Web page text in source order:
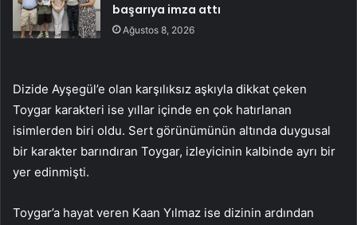
başarıya imza attı
Ağustos 8, 2026
Dizide Ayşegül’e olan karşılıksız aşkıyla dikkat çeken
Toygar karakteri ise yıllar içinde en çok hatırlanan
isimlerden biri oldu. Sert görünümünün altında duygusal
bir karakter barındıran Toygar, izleyicinin kalbinde ayrı bir
yer edinmişti.
Toygar’a hayat veren Kaan Yılmaz ise dizinin ardından